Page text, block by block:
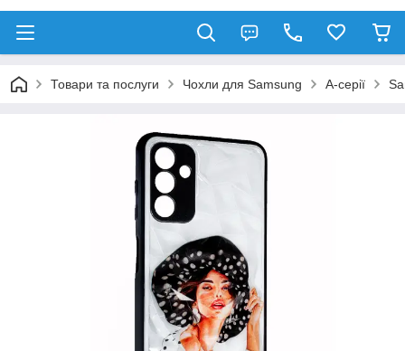
Товари та послуги Чохли для Samsung A-серії